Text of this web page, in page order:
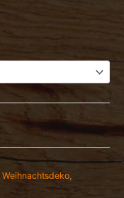
Weihnachtsdeko,